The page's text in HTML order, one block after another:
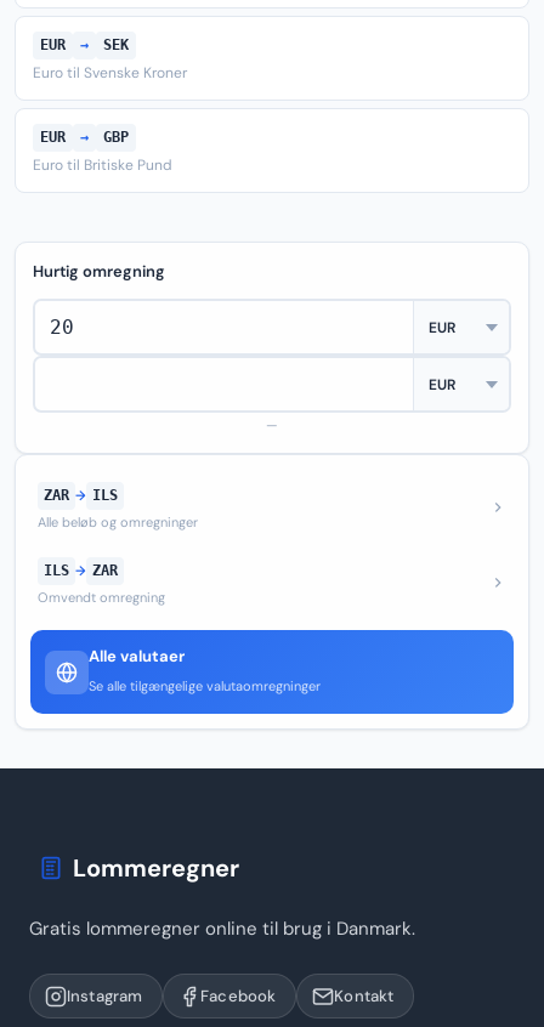
EUR → SEK
Euro til Svenske Kroner
EUR → GBP
Euro til Britiske Pund
Hurtig omregning
—
ZAR → ILS
Alle beløb og omregninger
ILS → ZAR
Omvendt omregning
Alle valutaer
Se alle tilgængelige valutaomregninger
Lommeregner
Gratis lommeregner online til brug i Danmark.
Instagram Facebook Kontakt